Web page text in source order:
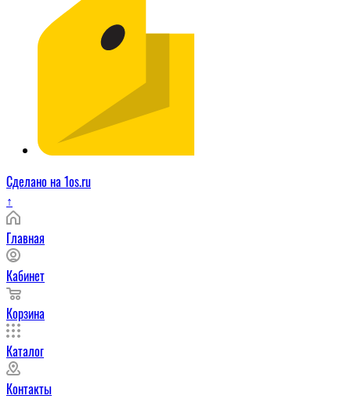
Сделано на 1os.ru
↑
Главная
Кабинет
Корзина
Каталог
Контакты